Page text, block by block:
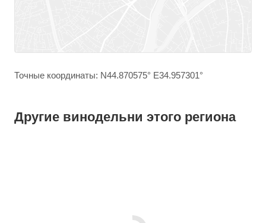
Точные координаты: N44.870575° E34.957301°
Другие винодельни этого региона